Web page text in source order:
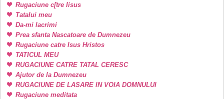
Rugaciune c[tre Iisus
Tatalui meu
Da-mi lacrimi
Prea sfanta Nascatoare de Dumnezeu
Rugaciune catre Isus Hristos
TATICUL MEU
RUGACIUNE CATRE TATAL CERESC
Ajutor de la Dumnezeu
RUGACIUNE DE LASARE IN VOIA DOMNULUI
Rugaciune meditata